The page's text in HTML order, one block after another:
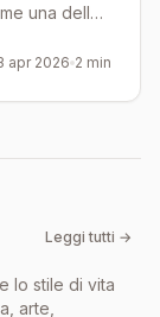
una delle
apr 2026 2 min
Leggi tutti →
lo stile di vita
arte,